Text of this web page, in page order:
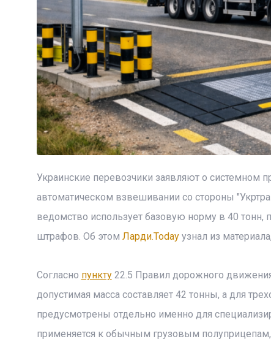
Украинские перевозчики заявляют о
автоматическом взвешивании со стороны
ведомство использует базовую норму в 40
штрафов. Об этом Ларди.Todayузнал из
Согласно пункту22.5 Правил дорожного
допустимая масса составляет 42 тонны, а для
предусмотрены отдельно именно для
применяется к обычным грузовым